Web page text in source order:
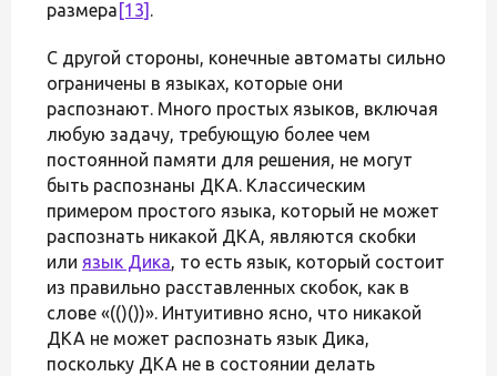
размера [13] .
С другой стороны, конечные автоматы сильно
ограничены в языках, которые они
распознают. Много простых языков, включая
любую задачу, требующую более чем
постоянной памяти для решения, не могут
быть распознаны ДКА. Классическим
примером простого языка, который не может
распознать никакой ДКА, являются скобки
или язык Дика, то есть язык, который состоит
из правильно расставленных скобок, как в
слове «(()())». Интуитивно ясно, что никакой
ДКА не может распознать язык Дика,
поскольку ДКА не в состоянии делать